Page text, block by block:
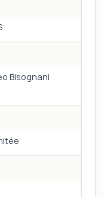
Bisognani